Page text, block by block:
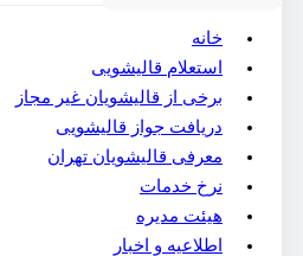
خانه
استعلام قالیشویی
برخی از قالیشویان غیر مجاز
دریافت جواز قالیشویی
معرفی قالیشویان تهران
نرخ خدمات
هیئت مدیره
اطلاعیه و اخبار